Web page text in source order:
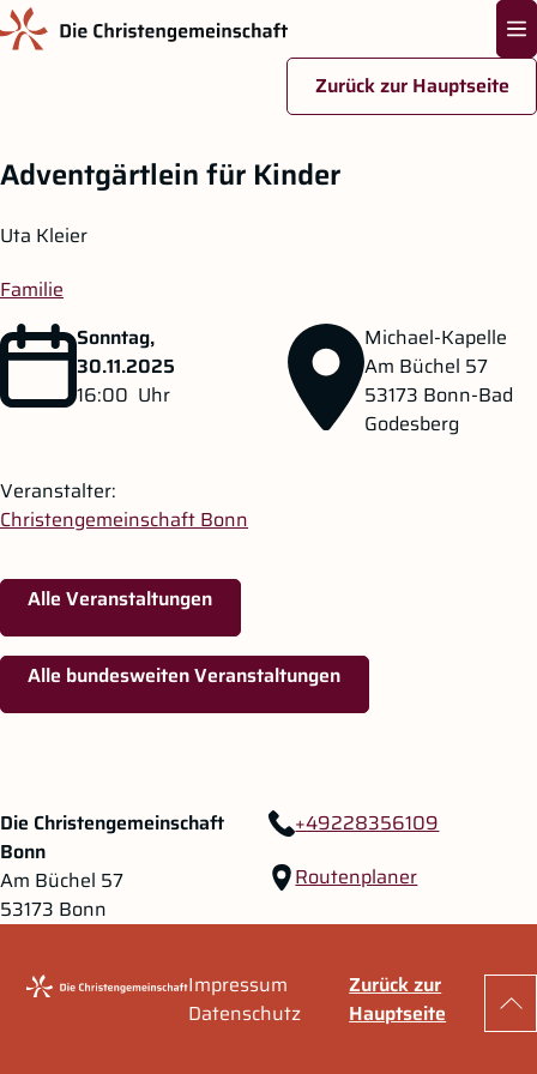
Zurück zur Hauptseite
Adventgärtlein für Kinder
Uta Kleier
Familie
Sonntag,
30.11.2025
16:00 Uhr
Michael-Kapelle
Am Büchel 57
53173 Bonn-Bad
Godesberg
Veranstalter:
Christengemeinschaft Bonn
Alle Veranstaltungen
Alle bundesweiten Veranstaltungen
Zum Hauptinhalt springen
Zur Navigation springen
Die Christengemeinschaft
Bonn
Am Büchel 57
53173 Bonn
+49228356109
Routenplaner
Impressum
Datenschutz
Zurück zur
Hauptseite